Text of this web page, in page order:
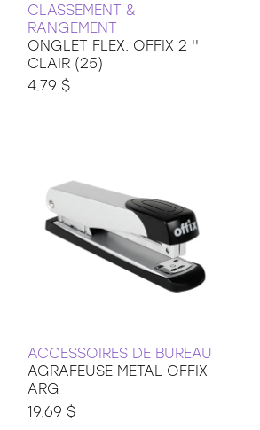
CLASSEMENT &
RANGEMENT
ONGLET FLEX. OFFIX 2 ''
CLAIR (25)
4.79 $
ACCESSOIRES DE BUREAU
AGRAFEUSE METAL OFFIX
ARG
19.69 $